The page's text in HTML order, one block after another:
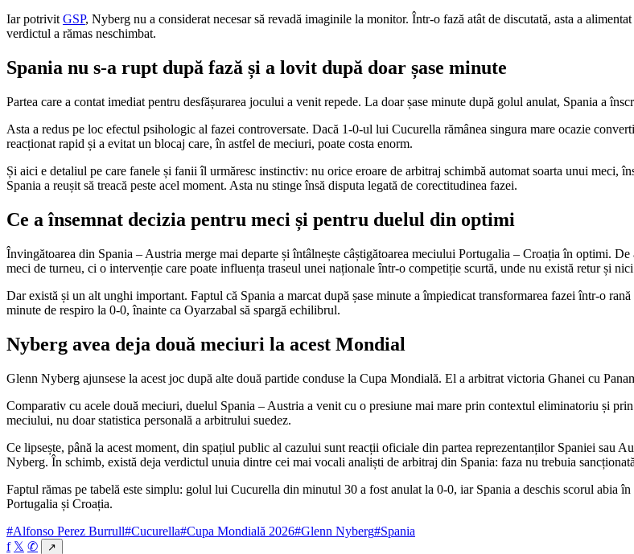
Iar potrivitGSP, Nyberg nu a considerat necesar să revadă imaginile la monitor. Într-o fază atât de discutată, asta a
verdictul a rămas neschimbat.
Spania nu s-a rupt după fază și a lovit după doar șase minute
Partea care a contat imediat pentru desfășurarea jocului a venit repede. La doar șase minute după golul anulat, Spania a
Asta a redus pe loc efectul psihologic al fazei controversate. Dacă 1-0-ul lui Cucurella rămânea singura mare ocazie
reacționat rapid și a evitat un blocaj care, în astfel de meciuri, poate costa enorm.
Și aici e detaliul pe care fanele și fanii îl urmăresc instinctiv: nu orice eroare de arbitraj schimbă automat soarta unui meci,
Spania a reușit să treacă peste acel moment. Asta nu stinge însă disputa legată de corectitudinea fazei.
Ce a însemnat decizia pentru meci și pentru duelul din optimi
Învingătoarea din Spania – Austria merge mai departe și întâlnește câștigătoarea meciului Portugalia – Croația în optimi.
meci de turneu, ci o intervenție care poate influența traseul unei naționale într-o competiție scurtă, unde nu există retur și
Dar există și un alt unghi important. Faptul că Spania a marcat după șase minute a împiedicat transformarea fazei într-o
minute de respiro la 0-0, înainte ca Oyarzabal să spargă echilibrul.
Nyberg avea deja două meciuri la acest Mondial
Glenn Nyberg ajunsese la acest joc după alte două partide conduse la Cupa Mondială. El a arbitrat victoria Ghanei cu
Comparativ cu acele două meciuri, duelul Spania – Austria a venit cu o presiune mai mare prin contextul eliminatoriu și
meciului, nu doar statistica personală a arbitrului suedez.
Ce lipsește, până la acest moment, din spațiul public al cazului sunt reacții oficiale din partea reprezentanților Spaniei sau
Nyberg. În schimb, există deja verdictul unuia dintre cei mai vocali analiști de arbitraj din Spania: faza nu trebuia
Faptul rămas pe tabelă este simplu: golul lui Cucurella din minutul 30 a fost anulat la 0-0, iar Spania a deschis scorul
Portugalia și Croația.
#Alfonso Perez Burrull#Cucurella#Cupa Mondială 2026#Glenn Nyberg#Spania
f 𝕏 ✆ ↗